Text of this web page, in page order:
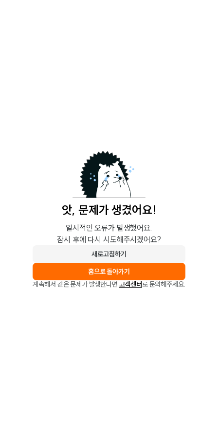
앗, 문제가 생겼어요!
일시적인 오류가 발생했어요.
잠시 후에 다시 시도해주시겠어요?
새로고침하기
홈으로 돌아가기
계속해서 같은 문제가 발생한다면 고객센터로 문의해주세요.